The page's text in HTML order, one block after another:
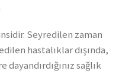
Seyredilen zaman
hastalıklar dışında,
sağlık